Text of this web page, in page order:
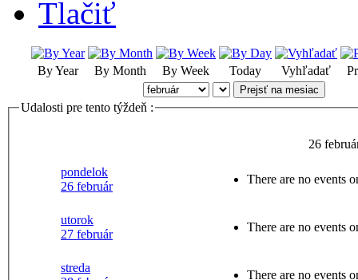
By Year By Month By Week Today Vyhľadať
Prejsť na mesiac
Udalosti pre tento týždeň :
26
pondelok
26 február
There are no events
utorok
27 február
There are no events
streda
There are no events